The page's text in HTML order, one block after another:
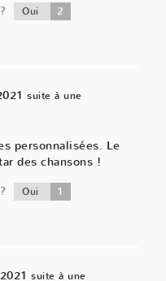
Oui 2
suite à une
personnalisées. Le
des chansons !
Oui 1
suite à une